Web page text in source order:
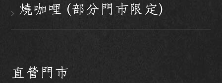
燒咖哩 (部分門市限定)
直營門市